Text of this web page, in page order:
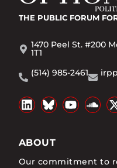
THE PUBLIC FORUM
1470 Peel St. #200
1T1
(514) 985-2461
ABOUT
Our commitment to